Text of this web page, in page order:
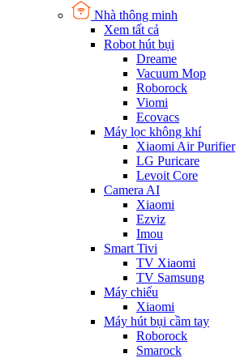
Nhà thông minh
Xem tất cả
Robot hút bụi
Dreame
Vacuum Mop
Roborock
Viomi
Ecovacs
Máy lọc không khí
Xiaomi Air Purifier
LG Puricare
Levoit Core
Camera AI
Xiaomi
Ezviz
Imou
Smart Tivi
TV Xiaomi
TV Samsung
Máy chiếu
Xiaomi
Máy hút bụi cầm tay
Roborock
Smarock